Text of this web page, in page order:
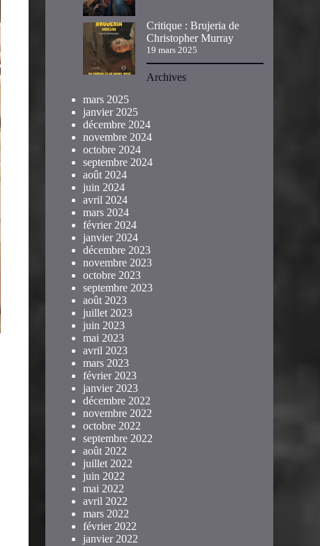
Critique : Brujeria de
Christopher Murray
19 mars 2025
Archives
mars 2025
janvier 2025
décembre 2024
novembre 2024
octobre 2024
septembre 2024
août 2024
juin 2024
avril 2024
mars 2024
février 2024
janvier 2024
décembre 2023
novembre 2023
octobre 2023
septembre 2023
août 2023
juillet 2023
juin 2023
mai 2023
avril 2023
mars 2023
février 2023
janvier 2023
décembre 2022
novembre 2022
octobre 2022
septembre 2022
août 2022
juillet 2022
juin 2022
mai 2022
avril 2022
mars 2022
février 2022
janvier 2022